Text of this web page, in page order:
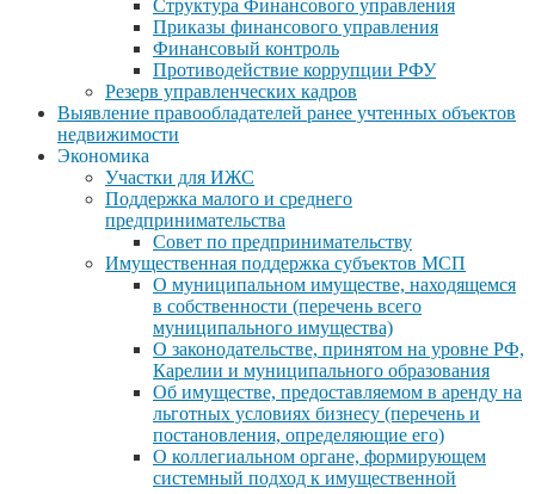
Структура Финансового управления
Приказы финансового управления
Финансовый контроль
Противодействие коррупции РФУ
Резерв управленческих кадров
Выявление правообладателей ранее учтенных объектов
недвижимости
Экономика
Участки для ИЖС
Поддержка малого и среднего
предпринимательства
Совет по предпринимательству
Имущественная поддержка субъектов МСП
О муниципальном имуществе, находящемся
в собственности (перечень всего
муниципального имущества)
О законодательстве, принятом на уровне РФ,
Карелии и муниципального образования
Об имуществе, предоставляемом в аренду на
льготных условиях бизнесу (перечень и
постановления, определяющие его)
О коллегиальном органе, формирующем
системный подход к имущественной